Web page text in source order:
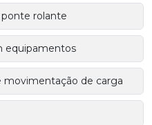
rolante
equipamentos
de carga